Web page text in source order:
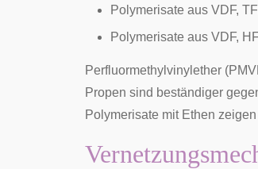
Polymerisate aus VDF,
Polymerisate aus VDF,
Perfluormethylvinylether
Propen sind beständiger
Polymerisate mit Ethen